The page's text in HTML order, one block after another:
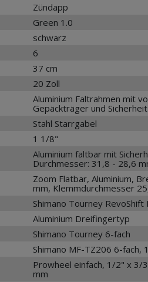
Zündapp
Green 1.0
schwarz
6
37 cm
20 Zoll
Aluminium Faltrahmen mit
Gepäckträger und
Stahl Starrgabel
1 1/8"
Aluminium faltbar mit
Durchmesser: 31,8 - 28,6
Zoom Flatbar, Aluminium,
mm, Klemmdurchmesser
Shimano Tourney
Aluminium Dreifingertyp
Shimano Tourney 6-fach
Shimano MF-TZ206 6-fach,
Prowheel einfach, 1/2" x 3/
mm